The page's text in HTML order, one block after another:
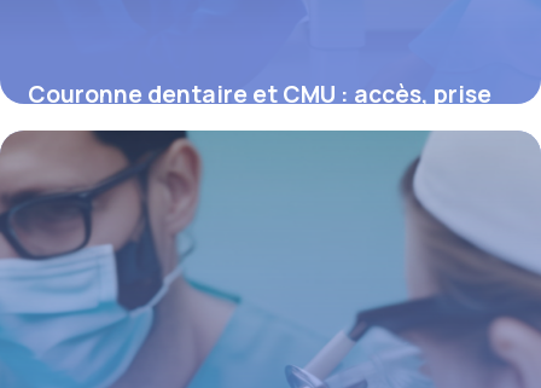
Couronne dentaire et CMU : accès, prise
en charge et réalités du 100% Santé
16 juin 2026